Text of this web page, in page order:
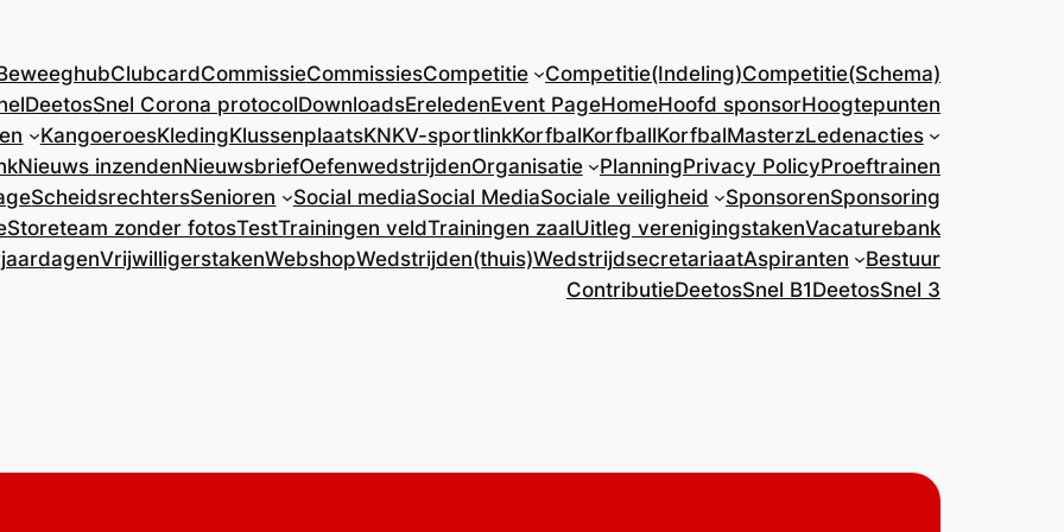
ClubcardCommissieCommissiesCompetitie Competitie(Indeling)Competitie(Schema)
DeetosSnel Corona protocolDownloadsEreledenEvent PageHomeHoofd sponsorHoogtepunten
KangoeroesKledingKlussenplaatsKNKV-sportlinkKorfbalKorfballKorfbalMasterzLedenacties
Nieuws inzendenNieuwsbriefOefenwedstrijdenOrganisatie PlanningPrivacy PolicyProeftrainen
ScheidsrechtersSenioren Social mediaSocial MediaSociale veiligheid SponsorenSponsoring
Storeteam zonder fotosTestTrainingen veldTrainingen zaalUitleg verenigingstakenVacaturebank
VrijwilligerstakenWebshopWedstrijden(thuis)WedstrijdsecretariaatAspiranten
Bestuur
ContributieDeetosSnel B1DeetosSnel 3